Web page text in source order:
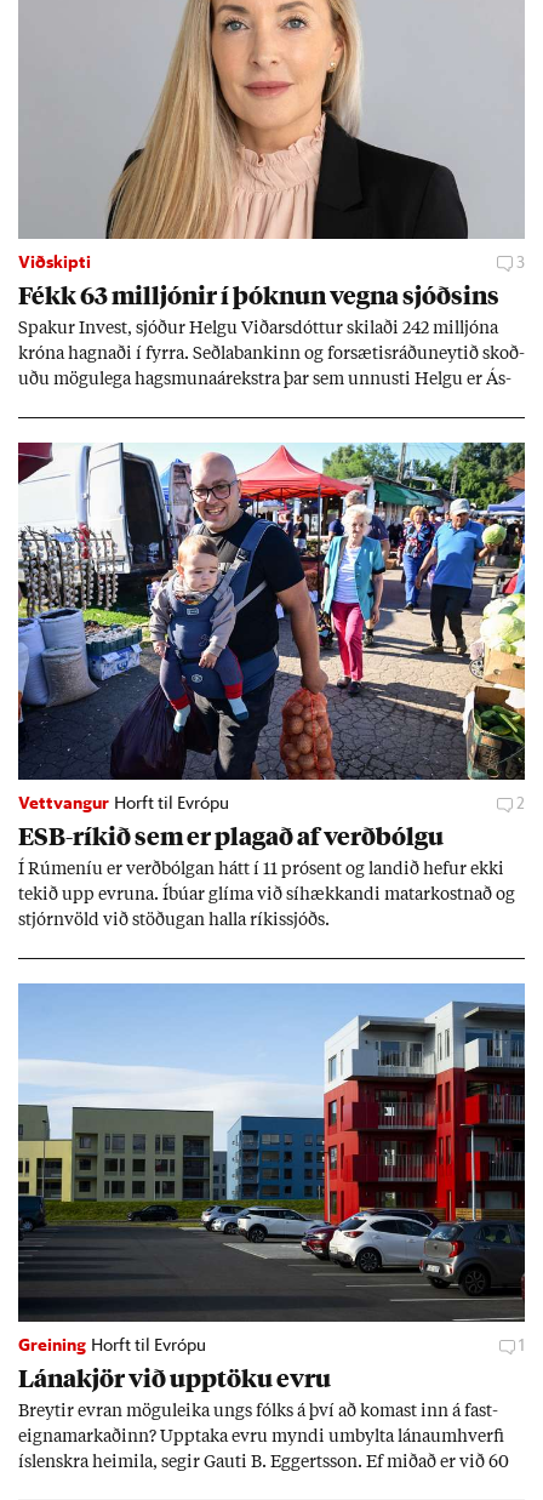
Viðskipti 3
Fékk 63 millj­ón­ir í þókn­un vegna sjóðs­ins
Spak­ur In­vest, sjóð­ur Helgu Við­ars­dótt­ur skil­aði 242 millj­óna
króna hagn­aði í fyrra. Seðla­bank­inn og for­sæt­is­ráðu­neyt­ið skoð­
uðu mögu­lega hags­muna­árekstra þar sem unnusti Helgu er Ás­
Vettvangur Horft til Evrópu 2
ESB-rík­ið sem er plag­að af verð­bólgu
Í Rúm­en­íu er verð­bólg­an hátt í 11 pró­sent og land­ið hef­ur ekki
tek­ið upp evr­una. Íbú­ar glíma við sí­hækk­andi mat­ar­kostn­að og
stjórn­völd við stöð­ug­an halla rík­is­sjóðs.
Greining Horft til Evrópu 1
Lána­kjör við upp­töku evru
Breyt­ir evr­an mögu­leika ungs fólks á því að kom­ast inn á fast­
eigna­mark­að­inn? Upp­taka evru myndi um­bylta lánaum­hverfi
ís­lenskra heim­ila, seg­ir Gauti B. Eggerts­son. Ef mið­að er við 60